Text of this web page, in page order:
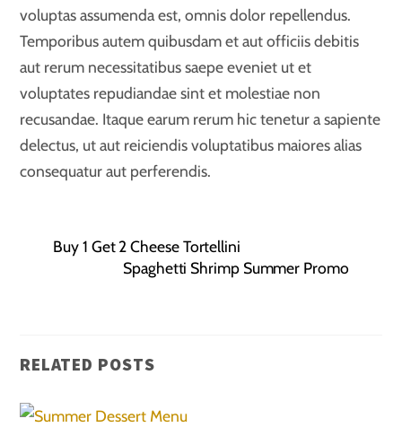
voluptas assumenda est, omnis dolor repellendus.
Temporibus autem quibusdam et aut officiis debitis
aut rerum necessitatibus saepe eveniet ut et
voluptates repudiandae sint et molestiae non
recusandae. Itaque earum rerum hic tenetur a sapiente
delectus, ut aut reiciendis voluptatibus maiores alias
consequatur aut perferendis.
Buy 1 Get 2 Cheese Tortellini
Spaghetti Shrimp Summer Promo
RELATED POSTS